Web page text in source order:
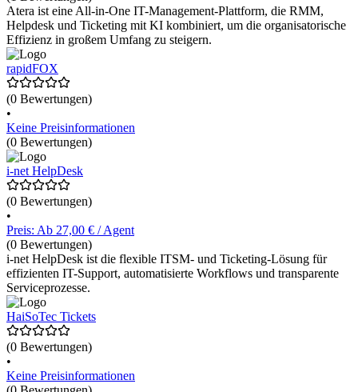
Atera ist eine All-in-One IT-Management-Plattform, die RMM,
Helpdesk und Ticketing mit KI kombiniert, um die organisatorische
Effizienz in großem Umfang zu steigern.
rapidFOX
(0 Bewertungen)
•
Keine Preisinformationen
(0 Bewertungen)
i-net HelpDesk
(0 Bewertungen)
•
Preis: Ab 27,00 € / Agent
(0 Bewertungen)
i-net HelpDesk ist die flexible ITSM- und Ticketing-Lösung für
effizienten IT-Support, automatisierte Workflows und transparente
Serviceprozesse.
HaiSoTec Tickets
(0 Bewertungen)
•
Keine Preisinformationen